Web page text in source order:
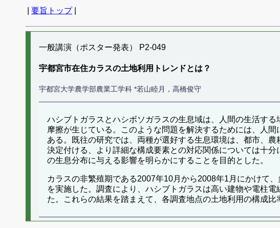
要旨トップ|
一般講演（ポスター発表） P2-049
宇都宮市在住カラスの土地利用トレンドとは？
宇都宮大学農学部農業工学科 *若山睦月，高橋俊守
ハシブトガラスとハシボソガラスの生息域は、人間の生活す
摩擦が生じている。このような問題を解決するためには、人
ある。既往の研究では、両種が選好する生息環境は、都市、
決定付ける、より詳細な構成要素との対応関係については十
の生息分布に与える影響を明らかにすることを目的とした。
カラスの非繁殖期である2007年10月から2008年1月にかけて
を実施した。調査により、ハシブトガラスは高い建物や電柱
た。これらの結果を踏まえて、各調査地点の土地利用の構成